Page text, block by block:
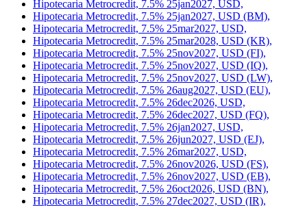
Hipotecaria Metrocredit, 7.5% 25jan2027, USD,
Hipotecaria Metrocredit, 7.5% 25jan2027, USD (BM),
Hipotecaria Metrocredit, 7.5% 25mar2027, USD,
Hipotecaria Metrocredit, 7.5% 25mar2028, USD (KR),
Hipotecaria Metrocredit, 7.5% 25nov2027, USD (FI),
Hipotecaria Metrocredit, 7.5% 25nov2027, USD (IQ),
Hipotecaria Metrocredit, 7.5% 25nov2027, USD (LW),
Hipotecaria Metrocredit, 7.5% 26aug2027, USD (EU),
Hipotecaria Metrocredit, 7.5% 26dec2026, USD,
Hipotecaria Metrocredit, 7.5% 26dec2027, USD (FQ),
Hipotecaria Metrocredit, 7.5% 26jan2027, USD,
Hipotecaria Metrocredit, 7.5% 26jun2027, USD (EJ),
Hipotecaria Metrocredit, 7.5% 26mar2027, USD,
Hipotecaria Metrocredit, 7.5% 26nov2026, USD (FS),
Hipotecaria Metrocredit, 7.5% 26nov2027, USD (EB),
Hipotecaria Metrocredit, 7.5% 26oct2026, USD (BN),
Hipotecaria Metrocredit, 7.5% 27dec2027, USD (IR),